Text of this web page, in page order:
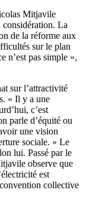
Mitjavile
considération. La
de la réforme aux
sur le plan
n’est pas simple »,
sur l’attractivité
« Il y a une
c’est
parle d’équité ou
une vision
sociale. » Le
lui. Passé par le
observe que
est
collective